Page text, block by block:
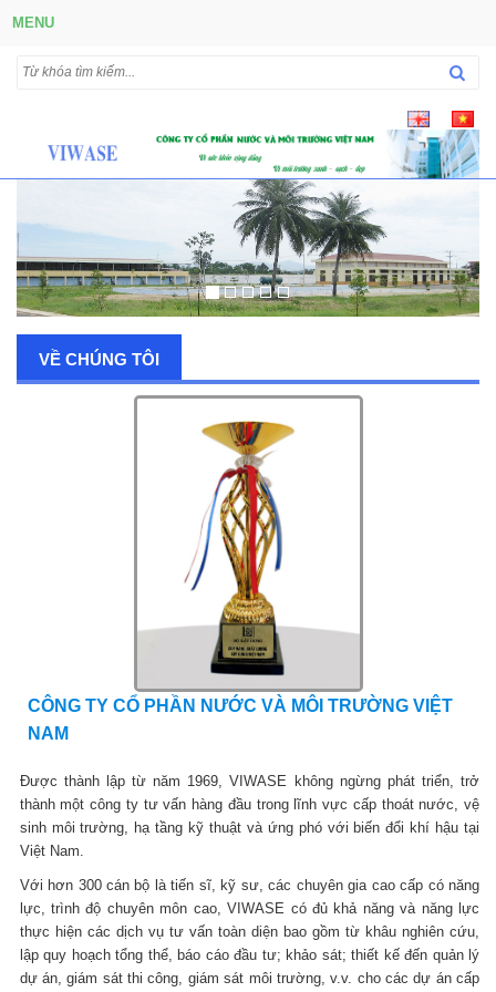
MENU
VỀ CHÚNG TÔI
CÔNG TY CỔ PHẦN NƯỚC VÀ MÔI TRƯỜNG VIỆT
NAM
Được thành lập từ năm 1969, VIWASE không ngừng phát triển, trở
thành một công ty tư vấn hàng đầu trong lĩnh vực cấp thoát nước, vệ
sinh môi trường, hạ tầng kỹ thuật và ứng phó với biến đổi khí hậu tại
Việt Nam.
Với hơn 300 cán bộ là tiến sĩ, kỹ sư, các chuyên gia cao cấp có năng
lực, trình độ chuyên môn cao, VIWASE có đủ khả năng và năng lực
thực hiện các dịch vụ tư vấn toàn diện bao gồm từ khâu nghiên cứu,
lập quy hoạch tổng thể, báo cáo đầu tư; khảo sát; thiết kế đến quản lý
dự án, giám sát thi công, giám sát môi trường, v.v. cho các dự án cấp